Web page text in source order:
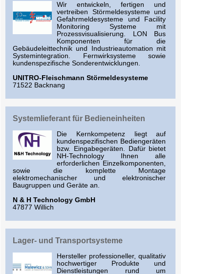
Wir entwickeln, fertigen und
vertreiben Störmeldesysteme und
Gefahrmeldesysteme und Facility
Monitoring Systeme mit
Prozessvisualisierung. LON Bus
Komponenten für die
Gebäudeleittechnik und Industrieautomation mit
Systemintegration. Fernwirksysteme sowie
kundenspezifische Sonderentwicklungen.
UNITRO-Fleischmann Störmeldesysteme
71522 Backnang
Systemlieferant für Bedieneinheiten
Die Kernkompetenz liegt auf
kundenspezifischen Bediengeräten
bzw. Eingabegeräten. Dafür bietet
NH-Technology Ihnen alle
erforderlichen Einzelkomponenten,
sowie die komplette Montage
elektromechanischer und elektronischer
Baugruppen und Geräte an.
N & H Technology GmbH
47877 Willich
Lager- und Transportsysteme
Hersteller professioneller, qualitativ
hochwertiger Produkte und
Dienstleistungen rund um